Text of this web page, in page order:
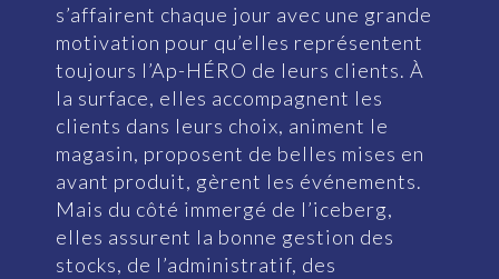
s’affairent chaque jour avec une grande
motivation pour qu’elles représentent
toujours l’Ap-HÉRO de leurs clients. À
la surface, elles accompagnent les
clients dans leurs choix, animent le
magasin, proposent de belles mises en
avant produit, gèrent les événements.
Mais du côté immergé de l’iceberg,
elles assurent la bonne gestion des
stocks, de l’administratif, des